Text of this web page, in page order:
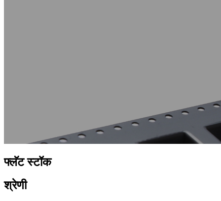
फ्लॅट स्टॉक
श्रेणी